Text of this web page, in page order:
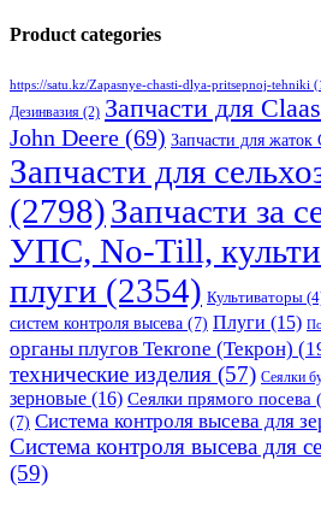
Product categories
https://satu.kz/Zapasnye-chasti-dlya-pritsepnoj-tehniki
Дезинвазия (2) Запчасти для Claas
John Deere (69) Запчасти для
Запчасти для
(2798)Запчасти за
УПС, No-Till,
плуги (2354) Культиваторы
систем контроля высева (7) Плуги (15)
органы плугов Текrоne (Текрон)
технические изделия (57) Сеялки
зерновые (16) Сеялки прямого посева
(7) Система контроля высева для
Система контроля высева для
(59)